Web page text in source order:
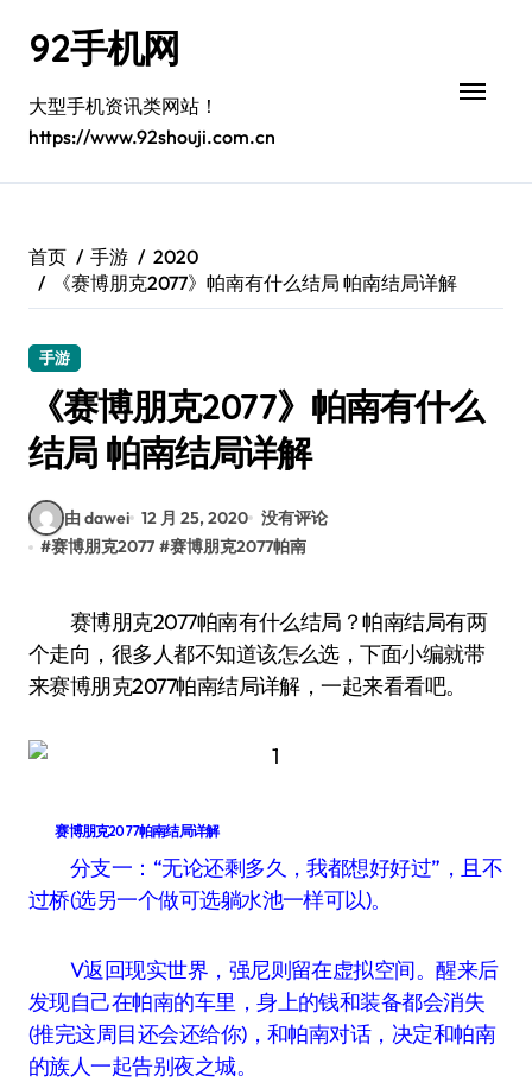
92手机网
大型手机资讯类网站！
https://www.92shouji.com.cn
首页 手游
2020
《赛博朋克2077》帕南有什么结局 帕南结局详解
手游
《赛博朋克2077》帕南有什么
结局 帕南结局详解
由 dawei 12 月 25, 2020 没有评论
#赛博朋克2077 #赛博朋克2077帕南
赛博朋克2077帕南有什么结局？帕南结局有两
个走向，很多人都不知道该怎么选，下面小编就带
来赛博朋克2077帕南结局详解，一起来看看吧。
赛博朋克2077帕南结局详解
分支一：“无论还剩多久，我都想好好过”，且不
过桥(选另一个做可选躺水池一样可以)。
V返回现实世界，强尼则留在虚拟空间。醒来后
发现自己在帕南的车里，身上的钱和装备都会消失
(推完这周目还会还给你)，和帕南对话，决定和帕南
的族人一起告别夜之城。